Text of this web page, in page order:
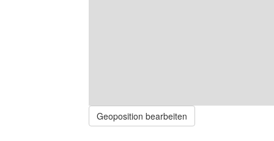
Geoposition bearbeiten